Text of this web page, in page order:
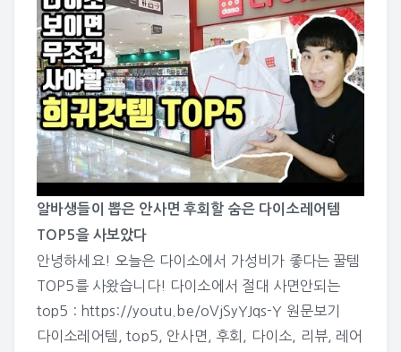
알바생들이 뽑은 안사면 후회할 숨은 다이소레어템
TOP5을 사보았다
안녕하세요! 오늘은 다이소에서 가성비가 좋다는 꿀템
TOP5를 사왔습니다! 다이소에서 절대 사면안되는
top5 : https://youtu.be/oVjSyYJqs-Y 원문보기
다이소레어템
,top5 안사면 후회 다이소 리뷰,레어